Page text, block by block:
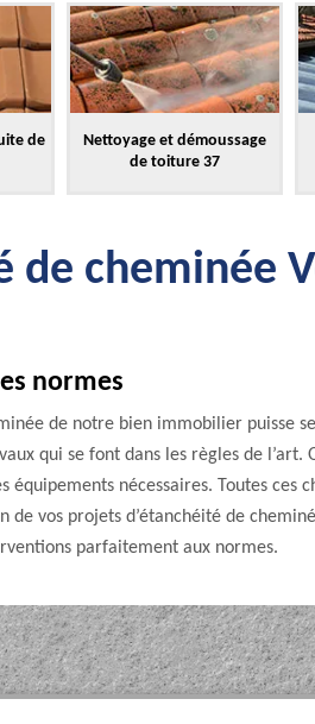
de
Nettoyage et démoussage
de toiture 37
cheminée
normes
de notre bien immobilier puisse
qui se font dans les règles de
nécessaires. Toutes ces
vos projets d’étanchéité de
parfaitement aux normes.